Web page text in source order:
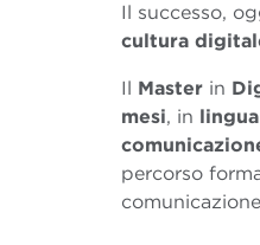
Il successo,
cultura
Il Master in
mesi, in
percorso